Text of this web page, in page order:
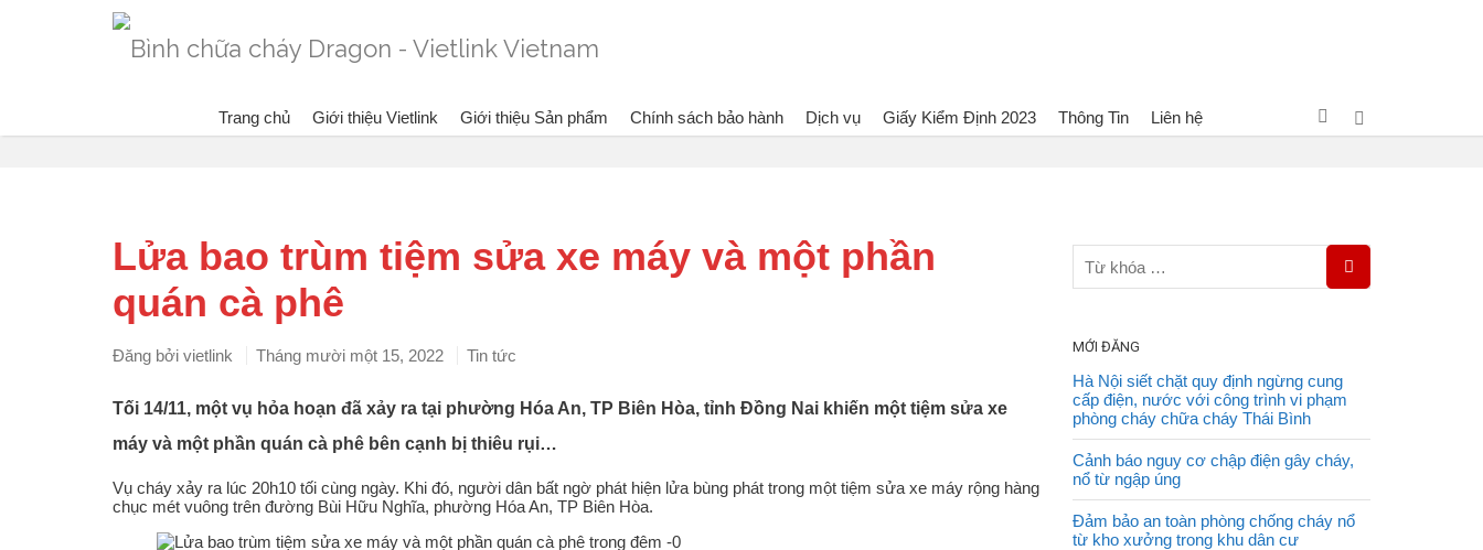
Trang chủ Giới thiệu Vietlink Giới thiệu Sản phẩm Chính sách bảo hành Dịch vụ Giấy Kiểm Định 2023 Thông Tin Liên hệ
Đang xem: Bình chữa cháy Dragon - Vietlink Vietnam Tin tức Lửa bao trùm tiệm sửa xe máy và một phần quán cà phê
Lửa bao trùm tiệm sửa xe máy và một phần
quán cà phê
Đăng bởi vietlink Tháng mười một 15, 2022 Tin tức
Tối 14/11, một vụ hỏa hoạn đã xảy ra tại phường Hóa An, TP Biên Hòa, tỉnh Đồng Nai khiến một tiệm sửa xe
máy và một phần quán cà phê bên cạnh bị thiêu rụi…
Vụ cháy xảy ra lúc 20h10 tối cùng ngày. Khi đó, người dân bất ngờ phát hiện lửa bùng phát trong một tiệm sửa xe máy rộng hàng
chục mét vuông trên đường Bùi Hữu Nghĩa, phường Hóa An, TP Biên Hòa.
MỚI ĐĂNG
Hà Nội siết chặt quy định ngừng cung
cấp điện, nước với công trình vi phạm
phòng cháy chữa cháy Thái Bình
Cảnh báo nguy cơ chập điện gây cháy,
nổ từ ngập úng
Đảm bảo an toàn phòng chống cháy nổ
từ kho xưởng trong khu dân cư